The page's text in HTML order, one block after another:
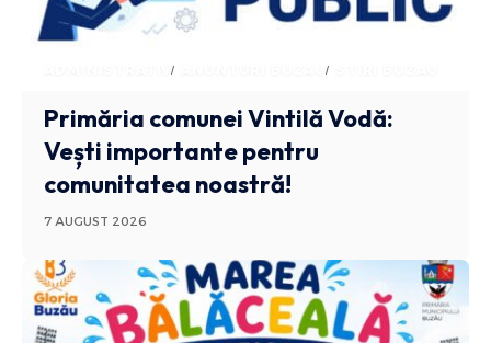
ADMINISTRATIV ANUNTURI BUZAU
Primăria comunei Vintilă Vodă:
Vești importante pentru
comunitatea noastră!
7 AUGUST 2026